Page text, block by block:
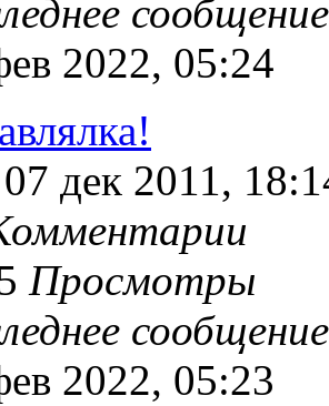
2022, 05:24
дек 2011,
Просмотры
2022, 05:23